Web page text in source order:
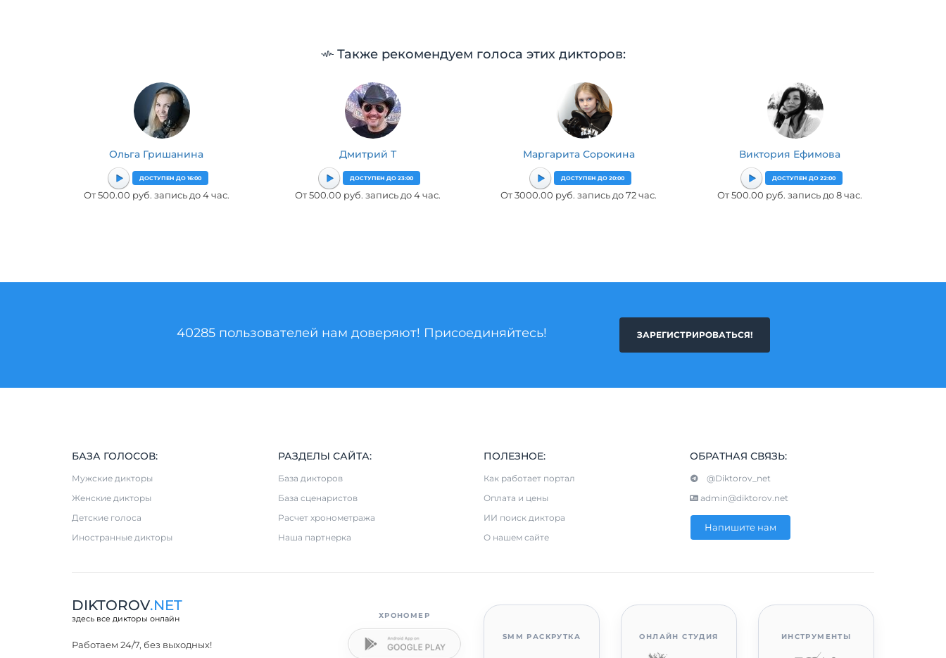
Также рекомендуем голоса этих дикторов:
Ольга Гришанина
ДОСТУПЕН ДО 16:00
От 500.00 руб. запись до 4 час.
Дмитрий Т
ДОСТУПЕН ДО 23:00
От 500.00 руб. запись до 4 час.
Маргарита Сорокина
ДОСТУПЕН ДО 20:00
От 3000.00 руб. запись до 72 час.
Виктория Ефимова
ДОСТУПЕН ДО 22:00
От 500.00 руб. запись до 8 час.
40285 пользователей нам доверяют! Присоединяйтесь! ЗАРЕГИСТРИРОВАТЬСЯ!
БАЗА ГОЛОСОВ:
Мужские дикторы
Женские дикторы
Детские голоса
Иностранные дикторы
РАЗДЕЛЫ САЙТА:
База дикторов
База сценаристов
Расчет хронометража
Наша партнерка
ПОЛЕЗНОЕ:
Как работает портал
Оплата и цены
ИИ поиск диктора
О нашем сайте
ОБРАТНАЯ СВЯЗЬ:
@Diktorov_net
admin@diktorov.net
Напишите нам
DIKTOROV.NET
здесь все дикторы онлайн
Работаем 24/7, без выходных!
ХРОНОМЕР
SMM РАСКРУТКА ОНЛАЙН СТУДИЯ ИНСТРУМЕНТЫ